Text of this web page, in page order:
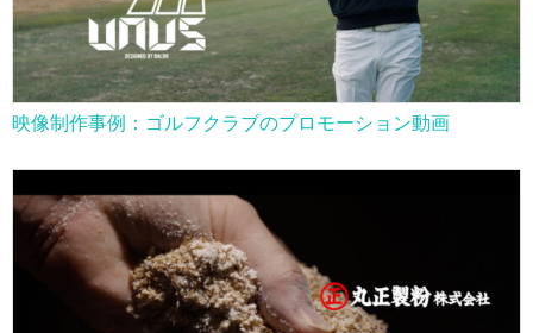
映像制作事例：ゴルフクラブのプロモーション動画